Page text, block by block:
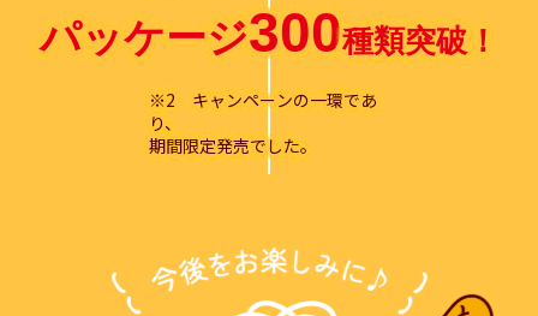
パッケージ300種類突破！
※2 キャンペーンの一環であ
り、
期間限定発売でした。